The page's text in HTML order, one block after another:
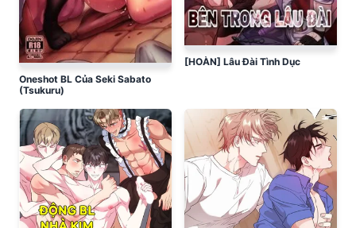
Oneshot BL Của Seki Sabato
(Tsukuru)
[HOÀN] Lâu Đài Tình Dục